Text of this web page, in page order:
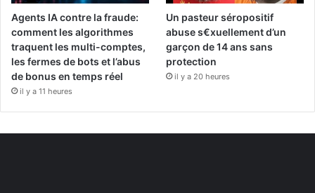
Agents IA contre la fraude:
comment les algorithmes
traquent les multi-comptes,
les fermes de bots et l’abus
de bonus en temps réel
il y a 11 heures
Un pasteur séropositif
abuse s€xuellement d’un
garçon de 14 ans sans
protection
il y a 20 heures